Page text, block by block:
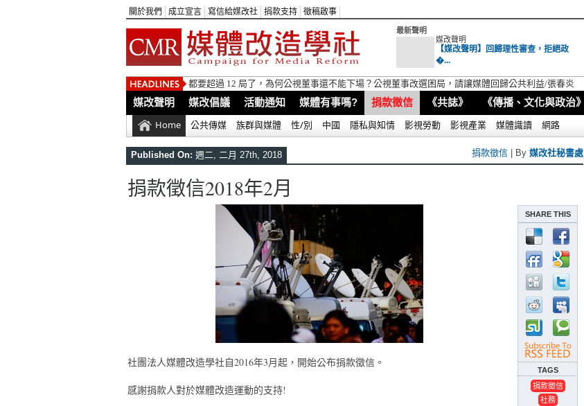
關於我們 成立宣言 寫信給媒改社 捐款支持 徵稿啟事
最新聲明
媒改聲明
【媒改聲明】回歸理性審查，拒絕政
�...
都要超過 12 局了，為何公視董事還不能下場？公視董事改選困局，請讓媒體回歸公共利益/張春炎
媒改聲明 媒改倡議 活動通知 媒體有事嗎? 捐款徵信 《共誌》 《傳播、文化與政治》
Home 公共傳媒 族群與媒體 性/別 中國 隱私與知情 影視勞動 影視產業 媒體識讀 網路
Published On: 週二, 二月 27th, 2018 捐款徵信 | By 媒改社秘書處
捐款徵信2018年2月
SHARE THIS
TAGS
捐款徵信
社務
社團法人媒體改造學社自2016年3月起，開始公布捐款徵信。
感謝捐款人對於媒體改造運動的支持!